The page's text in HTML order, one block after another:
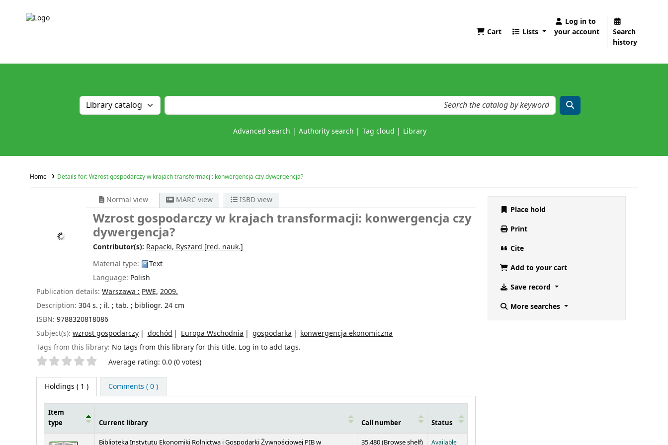
Cart Lists
Log in to
your account
Search
history
Advanced search Authority search Tag cloud Library
Home Details for:Wzrost gospodarczy w krajach transformacji: konwergencja czy dywergencja?
Normal view MARC view ISBD view
Wzrost gospodarczy w krajach transformacji: konwergencja czy
dywergencja?
Contributor(s): Rapacki, Ryszard [red. nauk.]
Material type:
Text
Language: Polish
Publication details: Warszawa : PWE, 2009.
Description: 304 s. ; il. ; tab. ; bibliogr. 24 cm
ISBN: 9788320818086
Subject(s): wzrost gospodarczy dochód Europa Wschodnia gospodarka
konwergencja ekonomiczna
Tags from this library: No tags from this library for this title. Log in to add tags.
Star ratings Average rating: 0.0 (0 votes)
Holdings ( 1 ) Comments ( 0 )
Item
type
Current library Call number Status
Biblioteka Instytutu Ekonomiki Rolnictwa i Gospodarki Żywnościowej PIB w 35.480 (Browse shelf(Opens below)
) Available
Place hold
Print
Cite
Add to your cart
Save record
More searches